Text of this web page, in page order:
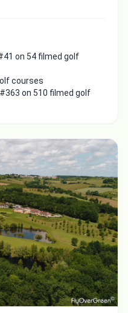
on 54 filmed golf
courses
#363 on 510 filmed golf